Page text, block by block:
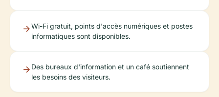
Wi-Fi gratuit, points d'accès numériques et postes
informatiques sont disponibles.
Des bureaux d'information et un café soutiennent
les besoins des visiteurs.